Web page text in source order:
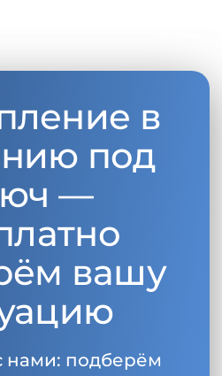
в
под
—
вашу
нами: подберём